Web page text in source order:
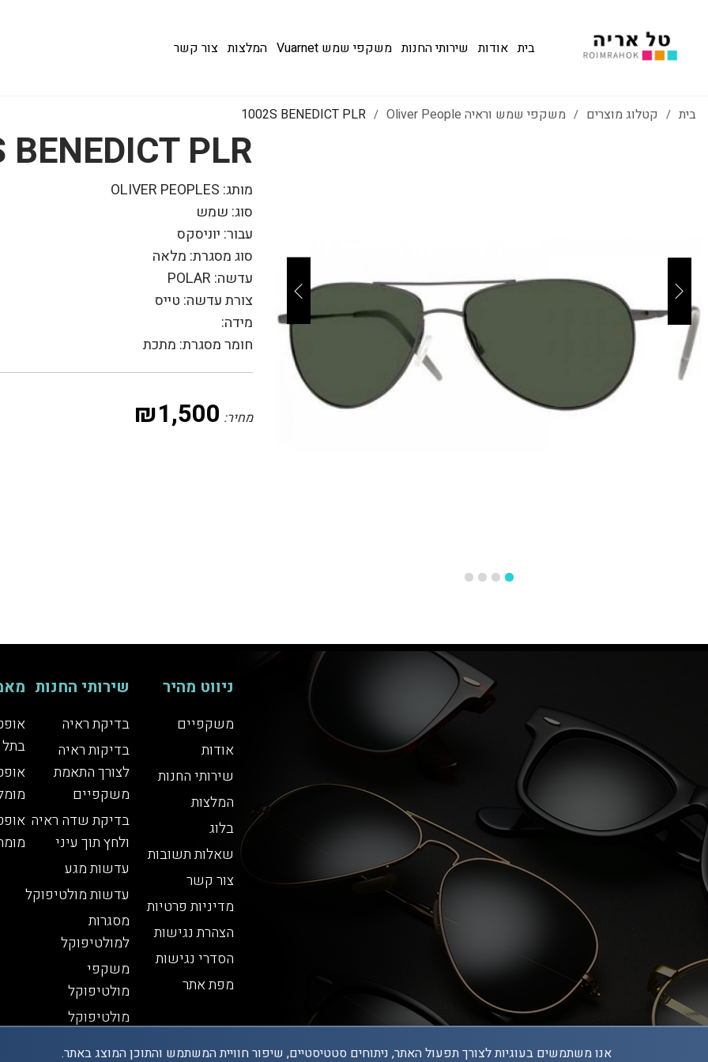
בית אודות שירותי החנות משקפי שמש Vuarnet המלצות צור קשר
בית / קטלוג מוצרים / משקפי שמש וראיה Oliver People /
1002S BENEDICT PLR
PLR
מותג: OLIVER PEOPLES
סוג: שמש
עבור: יוניסקס
סוג מסגרת: מלאה
עדשה: POLAR
צורת עדשה: טייס
מידה:
חומר מסגרת: מתכת
מחיר: ₪1,500
ניווט מהיר
משקפיים
אודות
שירותי החנות
המלצות
בלוג
שאלות תשובות
צור קשר
מדיניות פרטיות
הצהרת נגישות
הסדרי נגישות
מפת אתר
שירותי החנות
בדיקת ראיה
בדיקות ראיה
לצורך התאמת
משקפיים
בדיקת שדה ראיה
ולחץ תוך עיני
עדשות מגע
עדשות מולטיפוקל
מסגרות
למולטיפוקל
משקפי
מולטיפוקל
מולטיפוקל
אנו משתמשים בעוגיות לצורך תפעול האתר, ניתוחים סטטיסטיים, שיפור חוויית המשתמש והתוכן המוצג באתר.